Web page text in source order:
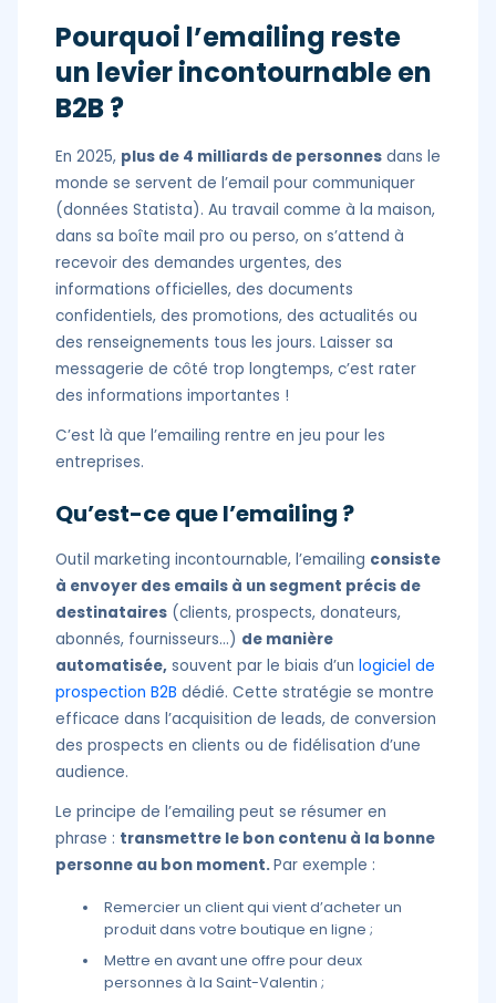
Pourquoi l’emailing reste
un levier incontournable en
B2B ?
En 2025, plus de 4 milliards de personnes dans le
monde se servent de l’email pour communiquer
(données Statista). Au travail comme à la maison,
dans sa boîte mail pro ou perso, on s’attend à
recevoir des demandes urgentes, des
informations officielles, des documents
confidentiels, des promotions, des actualités ou
des renseignements tous les jours. Laisser sa
messagerie de côté trop longtemps, c’est rater
des informations importantes !
C’est là que l’emailing rentre en jeu pour les
entreprises.
Qu’est-ce que l’emailing ?
Outil marketing incontournable, l’emailing consiste
à envoyer des emails à un segment précis de
destinataires (clients, prospects, donateurs,
abonnés, fournisseurs…) de manière
automatisée, souvent par le biais d’un logiciel de
prospection B2B dédié. Cette stratégie se montre
efficace dans l’acquisition de leads, de conversion
des prospects en clients ou de fidélisation d’une
audience.
Le principe de l’emailing peut se résumer en
phrase : transmettre le bon contenu à la bonne
personne au bon moment.Par exemple :
Remercier un client qui vient d’acheter un
produit dans votre boutique en ligne ;
Mettre en avant une offre pour deux
personnes à la Saint-Valentin ;